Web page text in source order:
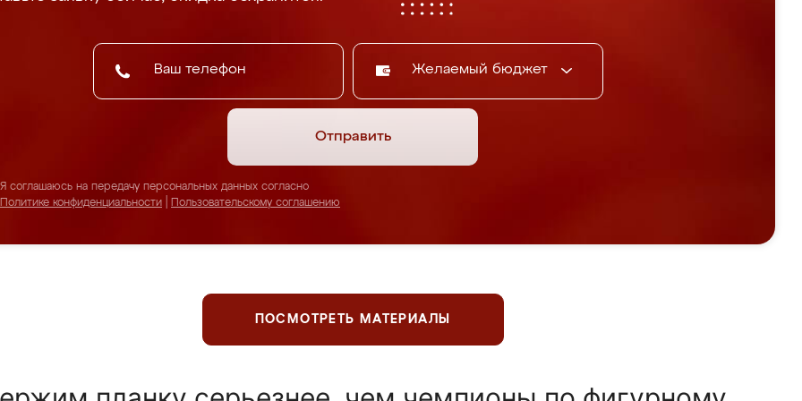
Желаемый бюджет
Отправить
Я соглашаюсь на передачу персональных данных согласно
Политике конфиденциальности
Пользовательскому соглашению
ПОСМОТРЕТЬ МАТЕРИАЛЫ